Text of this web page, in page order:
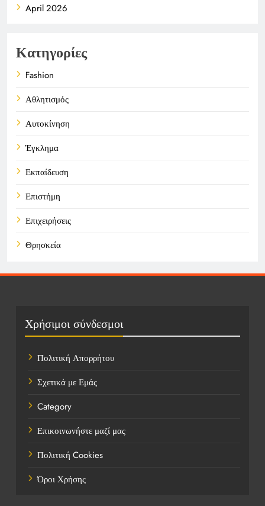
April 2026
Κατηγορίες
Fashion
Αθλητισμός
Αυτοκίνηση
Έγκλημα
Εκπαίδευση
Επιστήμη
Επιχειρήσεις
Θρησκεία
Πολιτική
Υγεία
Ψυχαγωγία
Χρήσιμοι σύνδεσμοι
Πολιτική Απορρήτου
Σχετικά με Εμάς
Category
Επικοινωνήστε μαζί μας
Πολιτική Cookies
Όροι Χρήσης